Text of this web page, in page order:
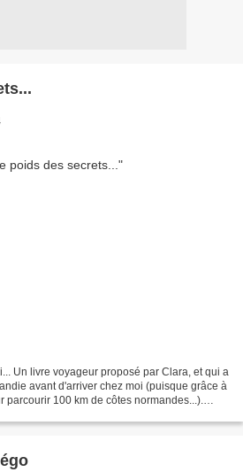
Un livre voyageur proposé par Clara, et qui a
avant d'arriver chez moi (puisque grâce à
parcourir 100 km de côtes normandes...).